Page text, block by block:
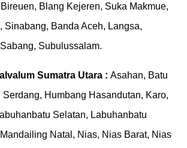
Blang Kejeren, Suka Makmue,
Sinabang, Banda Aceh, Langsa,
Subulussalam.
Sumatra Utara : Asahan, Batu
Serdang, Humbang Hasandutan, Karo,
Selatan, Labuhanbatu
Natal, Nias, Nias Barat, Nias